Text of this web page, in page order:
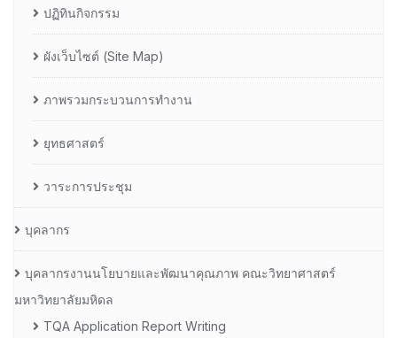
ปฏิทินกิจกรรม
ผังเว็บไซต์ (Site Map)
ภาพรวมกระบวนการทำงาน
ยุทธศาสตร์
วาระการประชุม
บุคลากร
บุคลากรงานนโยบายและพัฒนาคุณภาพ คณะวิทยาศาสตร์
มหาวิทยาลัยมหิดล
TQA Application Report Writing